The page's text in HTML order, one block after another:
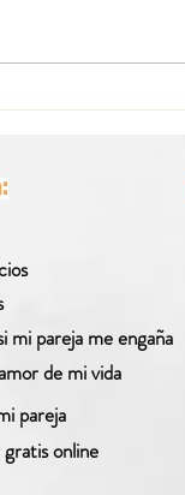
mi pareja me engaña
de mi vida
pareja
online